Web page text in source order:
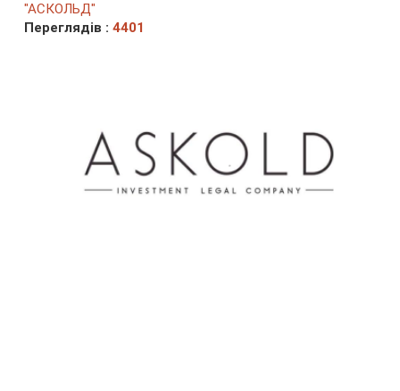
"АСКОЛЬД"
Переглядів :4401